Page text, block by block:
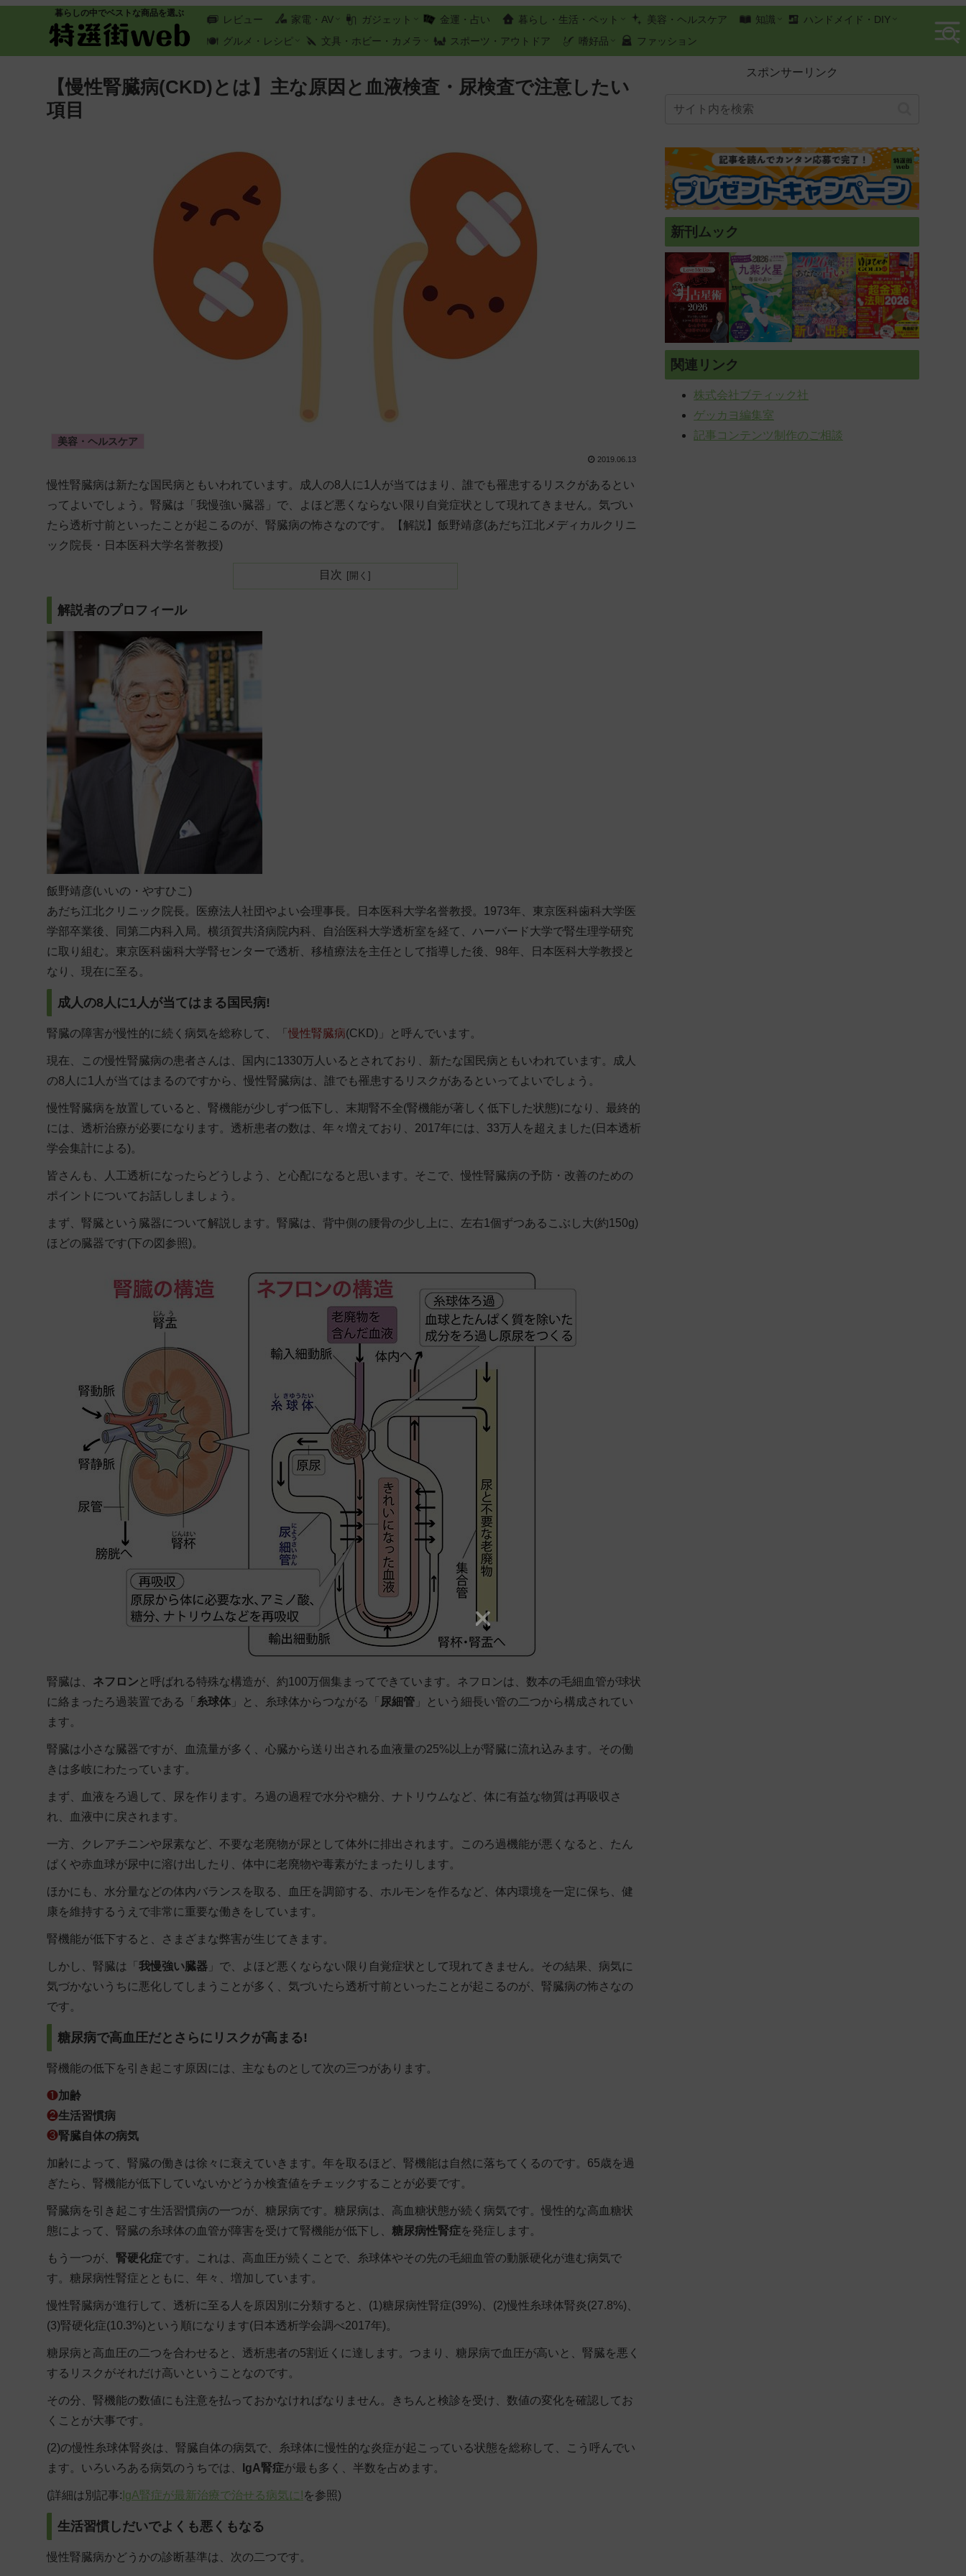
暮らしの中でベストな商品を選ぶ
レビュー 家電・AV ガジェット 金運・占い 暮らし・生活・ペット 美容・ヘルスケア 知識
ハンドメイド・DIY
グルメ・レシピ
文具・ホビー・カメラ スポーツ・アウトドア 嗜好品 ファッション
【慢性腎臓病(CKD)とは】主な原因と血液検査・尿検査で注意したい
項目
美容・ヘルスケア
2019.06.13
慢性腎臓病は新たな国民病ともいわれています。成人の8人に1人が当てはまり、誰でも罹患するリスクがあるとい
ってよいでしょう。腎臓は「我慢強い臓器」で、よほど悪くならない限り自覚症状として現れてきません。気づい
たら透析寸前といったことが起こるのが、腎臓病の怖さなのです。【解説】飯野靖彦(あだち江北メディカルクリニ
ック院長・日本医科大学名誉教授)
目次
解説者のプロフィール
飯野靖彦(いいの・やすひこ)
あだち江北クリニック院長。医療法人社団やよい会理事長。日本医科大学名誉教授。1973年、東京医科歯科大学医
学部卒業後、同第二内科入局。横須賀共済病院内科、自治医科大学透析室を経て、ハーバード大学で腎生理学研究
に取り組む。東京医科歯科大学腎センターで透析、移植療法を主任として指導した後、98年、日本医科大学教授と
なり、現在に至る。
成人の8人に1人が当てはまる国民病!
腎臓の障害が慢性的に続く病気を総称して、「 慢性腎臓病(CKD)」と呼んでいます。
現在、この慢性腎臓病の患者さんは、国内に1330万人いるとされており、新たな国民病ともいわれています。成人
の8人に1人が当てはまるのですから、慢性腎臓病は、誰でも罹患するリスクがあるといってよいでしょう。
慢性腎臓病を放置していると、腎機能が少しずつ低下し、末期腎不全(腎機能が著しく低下した状態)になり、最終的
には、透析治療が必要になります。透析患者の数は、年々増えており、2017年には、33万人を超えました(日本透析
学会集計による)。
皆さんも、人工透析になったらどうしよう、と心配になると思います。そこで、慢性腎臓病の予防・改善のための
ポイントについてお話ししましょう。
まず、腎臓という臓器について解説します。腎臓は、背中側の腰骨の少し上に、左右1個ずつあるこぶし大(約150g)
ほどの臓器です(下の図参照)。
腎臓は、 ネフロン と呼ばれる特殊な構造が、約100万個集まってできています。ネフロンは、数本の毛細血管が球状
に絡まったろ過装置である「 糸球体 」と、糸球体からつながる「 尿細管 」という細長い管の二つから構成されてい
ます。
腎臓は小さな臓器ですが、血流量が多く、心臓から送り出される血液量の25%以上が腎臓に流れ込みます。その働
きは多岐にわたっています。
まず、血液をろ過して、尿を作ります。ろ過の過程で水分や糖分、ナトリウムなど、体に有益な物質は再吸収さ
れ、血液中に戻されます。
一方、クレアチニンや尿素など、不要な老廃物が尿として体外に排出されます。このろ過機能が悪くなると、たん
ぱくや赤血球が尿中に溶け出したり、体中に老廃物や毒素がたまったりします。
ほかにも、水分量などの体内バランスを取る、血圧を調節する、ホルモンを作るなど、体内環境を一定に保ち、健
康を維持するうえで非常に重要な働きをしています。
腎機能が低下すると、さまざまな弊害が生じてきます。
しかし、腎臓は「 我慢強い臓器 」で、よほど悪くならない限り自覚症状として現れてきません。その結果、病気に
気づかないうちに悪化してしまうことが多く、気づいたら透析寸前といったことが起こるのが、腎臓病の怖さなの
です。
糖尿病で高血圧だとさらにリスクが高まる!
腎機能の低下を引き起こす原因には、主なものとして次の三つがあります。
❶加齢
❷生活習慣病
❸腎臓自体の病気
加齢によって、腎臓の働きは徐々に衰えていきます。年を取るほど、腎機能は自然に落ちてくるのです。65歳を過
ぎたら、腎機能が低下していないかどうか検査値をチェックすることが必要です。
腎臓病を引き起こす生活習慣病の一つが、 糖尿病です。糖尿病は、高血糖状態が続く病気です。慢性的な高血糖状
態によって、腎臓の糸球体の血管が障害を受けて腎機能が低下し、 糖尿病性腎症を発症します。
もう一つが、 腎硬化症です。これは、 高血圧が続くことで、糸球体やその先の毛細血管の動脈硬化が進む病気で
す。糖尿病性腎症とともに、年々、増加しています。
慢性腎臓病が進行して、透析に至る人を原因別に分類すると、(1)糖尿病性腎症(39%)、(2)慢性糸球体腎炎(27.8%)、
(3)腎硬化症(10.3%)という順になります(日本透析学会調べ2017年)。
糖尿病と高血圧の二つを合わせると、透析患者の5割近くに達します。つまり、糖尿病で血圧が高いと、腎臓を悪く
するリスクがそれだけ高いということなのです。
その分、腎機能の数値にも注意を払っておかなければなりません。きちんと検診を受け、数値の変化を確認してお
くことが大事です。
(2)の慢性糸球体腎炎は、腎臓自体の病気で、糸球体に慢性的な炎症が起こっている状態を総称して、こう呼んでい
ます。いろいろある病気のうちでは、
IgA腎症が最も多く、半数を占めます。
(詳細は別記事: IgA腎症が最新治療で治せる病気に!を参照)
生活習慣しだいでよくも悪くもなる
慢性腎臓病かどうかの診断基準は、次の二つです。
スポンサーリンク
新刊ムック
関連リンク
株式会社ブティック社
ゲッカヨ編集室
記事コンテンツ制作のご相談